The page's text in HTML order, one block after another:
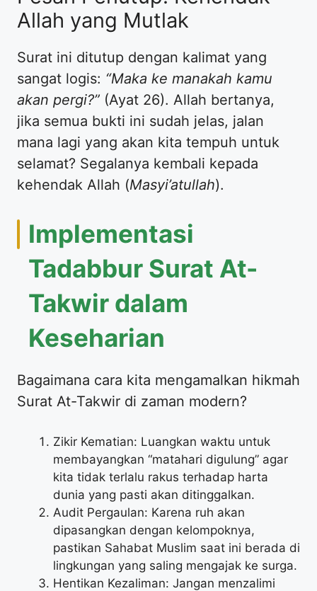
Allah yang Mutlak
Surat ini ditutup dengan kalimat yang
sangat logis: “Maka ke manakah kamu
akan pergi?” (Ayat 26). Allah bertanya,
jika semua bukti ini sudah jelas, jalan
mana lagi yang akan kita tempuh untuk
selamat? Segalanya kembali kepada
kehendak Allah (Masyi’atullah).
Implementasi
Tadabbur Surat At-
Takwir dalam
Keseharian
Bagaimana cara kita mengamalkan hikmah
Surat At-Takwir di zaman modern?
Zikir Kematian: Luangkan waktu untuk
membayangkan “matahari digulung” agar
kita tidak terlalu rakus terhadap harta
dunia yang pasti akan ditinggalkan.
Audit Pergaulan: Karena ruh akan
dipasangkan dengan kelompoknya,
pastikan Sahabat Muslim saat ini berada di
lingkungan yang saling mengajak ke surga.
Hentikan Kezaliman: Jangan menzalimi